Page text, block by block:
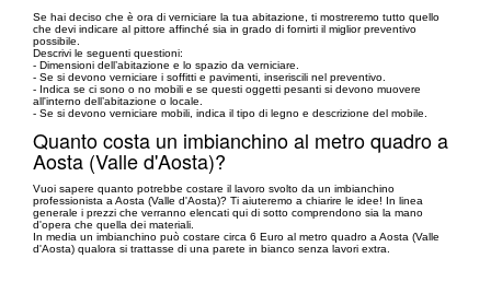
Se hai deciso che è ora di verniciare la tua abitazione, ti mostreremo tutto quello
che devi indicare al pittore affinché sia in grado di fornirti il miglior preventivo
possibile.
Descrivi le seguenti questioni:
- Dimensioni dell’abitazione e lo spazio da verniciare.
- Se si devono verniciare i soffitti e pavimenti, inseriscili nel preventivo.
- Indica se ci sono o no mobili e se questi oggetti pesanti si devono muovere
all'interno dell’abitazione o locale.
- Se si devono verniciare mobili, indica il tipo di legno e descrizione del mobile.
Quanto costa un imbianchino al metro quadro a
Aosta (Valle d'Aosta)?
Vuoi sapere quanto potrebbe costare il lavoro svolto da un imbianchino
professionista a Aosta (Valle d'Aosta)? Ti aiuteremo a chiarire le idee! In linea
generale i prezzi che verranno elencati qui di sotto comprendono sia la mano
d'opera che quella dei materiali.
In media un imbianchino può costare circa 6 Euro al metro quadro a Aosta (Valle
d'Aosta) qualora si trattasse di una parete in bianco senza lavori extra.